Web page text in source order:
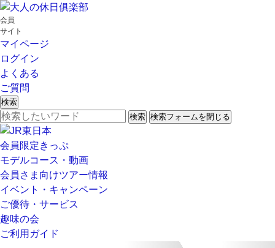
会員
サイト
マイページ
ログイン
よくある
ご質問
検索
検索 検索フォームを閉じる
会員限定きっぷ
モデルコース・動画
会員さま向けツアー情報
イベント・キャンペーン
ご優待・サービス
趣味の会
ご利用ガイド